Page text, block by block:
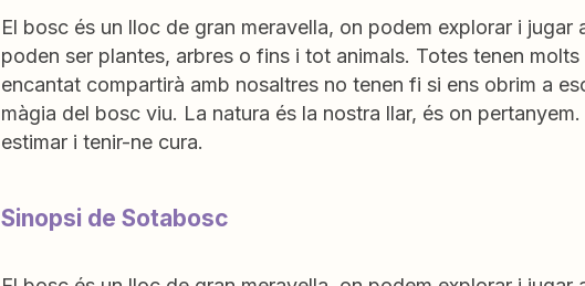
El bosc és un lloc de gran meravella, on podem explorar i
poden ser plantes, arbres o fins i tot animals. Totes tenen
encantat compartirà amb nosaltres no tenen fi si ens obrim a
màgia del bosc viu. La natura és la nostra llar, és on
estimar i tenir-ne cura.
Sinopsi de Sotabosc